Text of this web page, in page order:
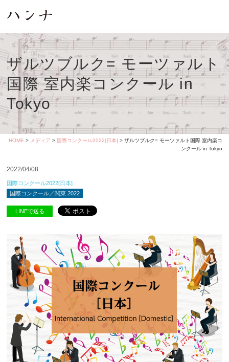
ザルツブルク= モーツァルト
国際 室内楽コンクール in
Tokyo
HOME > メディア > 国際コンクール2022[日本] > ザルツブルク= モーツァルト国際 室内楽コ
ンクール in Tokyo
2022/04/08
国際コンクール2022[日本]
国際コンクール／関東 2022
LINEで送る